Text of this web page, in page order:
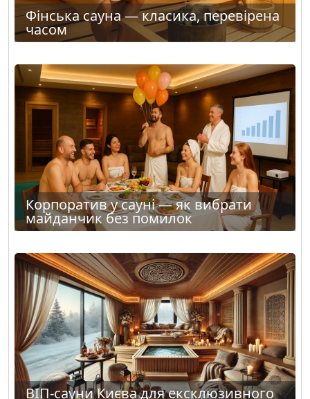
Фінська сауна — класика, перевірена
часом
Корпоратив у сауні — як вибрати
майданчик без помилок
ВІП-сауни Києва для ексклюзивного